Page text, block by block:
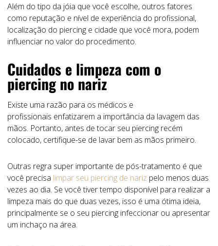
Além do tipo da jóia que você escolhe, outros fatores
como reputação e nível de experiência do profissional,
localização do piercing e cidade que você mora, podem
influenciar no valor do procedimento.
Cuidados e limpeza com o
piercing no nariz
Existe uma razão para os médicos e
profissionais enfatizarem a importância da lavagem das
mãos. Portanto, antes de tocar seu piercing recém
colocado, certifique-se de lavar bem as mãos primeiro.
Outras regra super importante de pós-tratamento é que
você precisa limpar seu piercing de nariz pelo menos duas
vezes ao dia. Se você tiver tempo disponível para realizar a
limpeza mais do que duas vezes, isso é uma ótima ideia,
principalmente se o seu piercing infeccionar ou apresentar
um inchaço na área.